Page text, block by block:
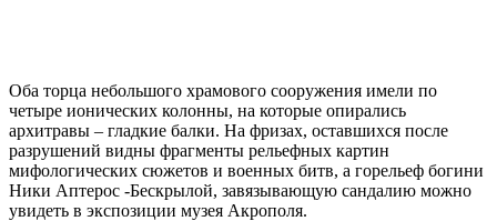
Оба торца небольшого храмового сооружения имели по
четыре ионических колонны, на которые опирались
архитравы – гладкие балки. На фризах, оставшихся после
разрушений видны фрагменты рельефных картин
мифологических сюжетов и военных битв, а горельеф богини
Ники Аптерос -Бескрылой, завязывающую сандалию можно
увидеть в экспозиции музея Акрополя.